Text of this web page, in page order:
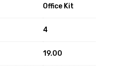
Office Kit
4
19.00